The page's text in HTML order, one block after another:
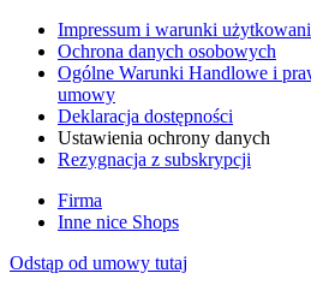
Impressum i warunki
Ochrona danych osobowych
Ogólne Warunki Handlowe i
umowy
Deklaracja dostępności
Ustawienia ochrony danych
Rezygnacja z subskrypcji
Firma
Inne nice Shops
Odstąp od umowy tutaj